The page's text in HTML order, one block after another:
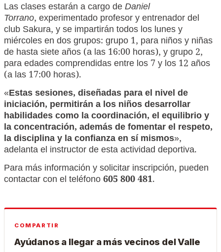
Las clases estarán a cargo deDaniel
Torrano, experimentado profesor y entrenador del
club Sakura, y se impartirán todos los lunes y
miércoles en dos grupos: grupo 1, para niños y niñas
de hasta siete años (a las 16:00 horas), y grupo 2,
para edades comprendidas entre los 7 y los 12 años
(a las 17:00 horas).
«Estas sesiones, diseñadas para el nivel de
iniciación, permitirán a los niños desarrollar
habilidades como la coordinación, el equilibrio y
la concentración, además de fomentar el respeto,
la disciplina y la confianza en sí mismos»,
adelanta el instructor de esta actividad deportiva.
Para más información y solicitar inscripción, pueden
contactar con el teléfono605 800 481.
COMPARTIR
Ayúdanos a llegar a más vecinos del Valle